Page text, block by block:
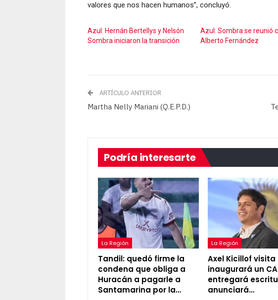
valores que nos hacen humanos”, concluyó.
Azul: Hernán Bertellys y Nelsón
Sombra iniciaron la transición
Azul: Sombra se reunió
Alberto Fernández
ARTÍCULO ANTERIOR
Martha Nelly Mariani (Q.E.P.D.)
Podría interesarte
La Región
Tandil: quedó firme la
condena que obliga a
Huracán a pagarle a
Santamarina por la…
La Región
Axel Kicillof visita
inaugurará un
entregará
anunciará…